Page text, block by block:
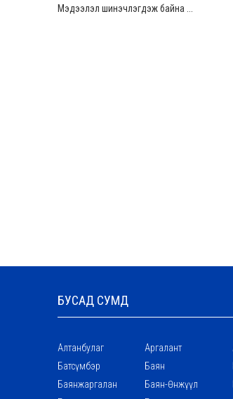
Мэдээлэл шинэчлэгдэж байна ...
БУСАД СУМД
Алтанбулаг Аргалант
Батсүмбэр
Баян
Баянжаргалан
Баян-Өнжүүл